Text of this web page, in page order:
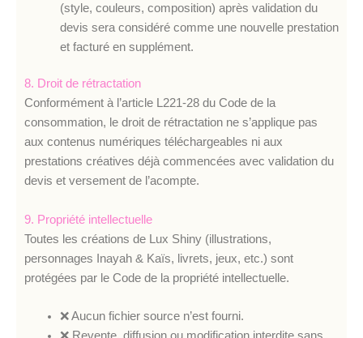
(style, couleurs, composition) après validation du
devis sera considéré comme une nouvelle prestation
et facturé en supplément.
8. Droit de rétractation
Conformément à l’article L221-28 du Code de la
consommation, le droit de rétractation ne s’applique pas
aux contenus numériques téléchargeables ni aux
prestations créatives déjà commencées avec validation du
devis et versement de l’acompte.
9. Propriété intellectuelle
Toutes les créations de Lux Shiny (illustrations,
personnages Inayah & Kaïs, livrets, jeux, etc.) sont
protégées par le Code de la propriété intellectuelle.
❌ Aucun fichier source n’est fourni.